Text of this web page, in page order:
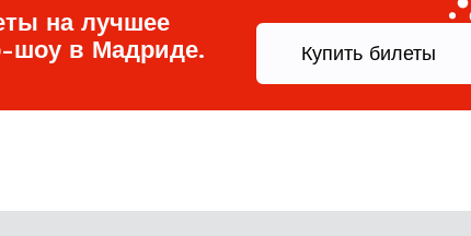
на лучшее
шоу в Мадриде.
Купить билеты